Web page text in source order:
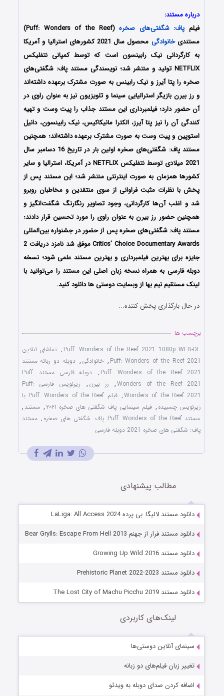
درباره مستند:
فیلم پاف: شگفتی‌های صخره
(Puff: Wonders of the Reef)
مستندیخانوادگی
محصول سال 2021 کشورهای استرالیا و آمریکا
به کارگردانی نیک رابینسون است که توسط کمپانی نتفلیکس
NETFLIX تولید و منتشر شد؛ نویسندگی مستند پاف: شگفتی‌های
صخره را پتا آیرز و نیک رابینس به صورت مشترک برعهده داشته‌اند
و رز بیرن بازیگر استرالیایی سینما و تلویزیون نیز به عنوان راوی در
آن حضور دارد؛ فیلمبرداری این مستند جذاب را پیت وست و تهیه
کنندگی آن را نیز پتا آیرز، الکترا مانیکاکیس، نیک رابینسون، دانیل
استوپین و پیت وست به صورت مشترک برعهده داشته‌اند؛ همچنین
مستند پاف: شگفتی‌های صخره اولین بار در تاریخ 16 دسامبر سال
2021 میلادی توسط نتفلیکس NETFLIX در آمریکا، استرالیا و سایر
کشورها همزمان به صورت اینترنتی منتشر شد؛ این مستند پس از
پخش با نظرات مثبت فراوانی از سوی منتقدین و مخاطبان روبرو
شد و اغلب آن‌ها کارگردانی، وجود تصاویر رنگارنگ شگفت‌انگیز و
همچنین حضور رز بیرن به عنوان راوی را مورد تحسین قرار دادند؛
مستند پاف: شگفتی‌های صخره پس از حضور در جشنواره بین‌المللی
Critics’ Choice Documentary Awards موفق شد نامزد دریافت 2
جایزه برای بهترین فیلمبرداری و بهترین مستند علمی شود؛ نسخه
دوبله فارسی به همراه نسخه زبان اصلی این مستند را می‌توانید با
لینک مستقیم نیم بها از وبسایت دوستی ها دانلود کنید.
در حال بارگذاری پخش کننده...
برچسب ها
Puff: Wonders of the Reef 2021 1080p WEB-DL
, تماشای آنلاین
Puff: Wonders of the Reef 2021
, خانوادگی , دوبله دو زبانه مستند
Puff: Wonders of the Reef 2021
,
دوبله فارسی مستند Puff:
Wonders of the Reef 2021
, رز بیرن ,
زیرنویس فارسی Puff:
Wonders of the Reef 2021
,
فیلم Puff: Wonders of the Reef با
زیرنویس چسبیده , فیلم سینمایی پاف شگفتی های صخره ۲۰۲۱ , مستند ,
مستند Puff: Wonders of the Reef پاف: شگفتی های صخره
, مستند
پاف: شگفتی های صخره 2021 دوبله فارسی
مطالب پیشنهادی
دانلود مستند لالیگا: بی پرده LaLiga: All Access 2024
دانلود مستند فرار از جهنم Bear Grylls: Escape From Hell 2013
دانلود مستند Growing Up Wild 2016
دانلود مستند Prehistoric Planet 2022-2023
دانلود مستند The Lost City of Machu Picchu 2019
لینک‌های کاربردی
سینمای آنلاین دوستی‌ها
تغییر زبان فیلم‌های دو زبانه
اضافه کردن صدای دوبله به ویدئو